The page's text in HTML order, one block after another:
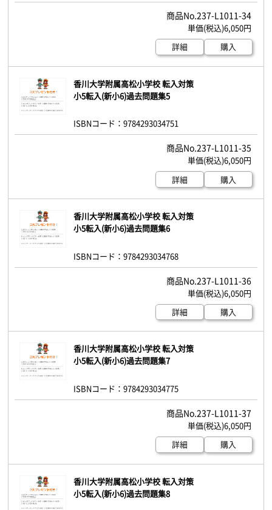
237-L1011-34
6,050円
詳細
購入
香川大学附属高松小学校 転入対策
小5転入(新小6)過去問題集5
ISBNコード：9784293034751
237-L1011-35
6,050円
詳細
購入
香川大学附属高松小学校 転入対策
小5転入(新小6)過去問題集6
ISBNコード：9784293034768
237-L1011-36
6,050円
詳細
購入
香川大学附属高松小学校 転入対策
小5転入(新小6)過去問題集7
ISBNコード：9784293034775
237-L1011-37
6,050円
詳細
購入
香川大学附属高松小学校 転入対策
小5転入(新小6)過去問題集8